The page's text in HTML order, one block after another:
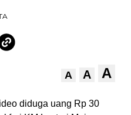
A A A
diduga uang Rp 30